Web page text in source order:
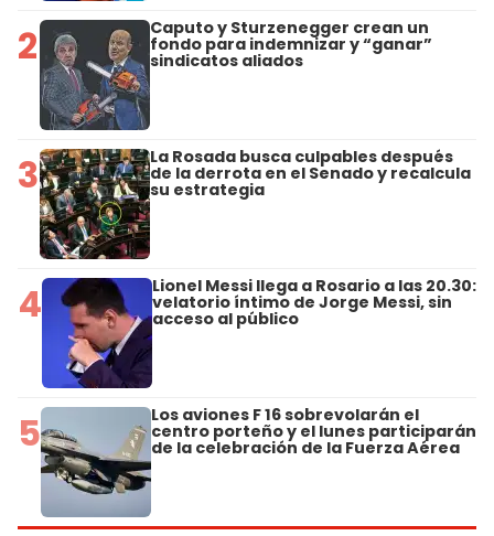
2 Caputo y Sturzenegger crean un
fondo para indemnizar y “ganar”
sindicatos aliados
3 La Rosada busca culpables después
de la derrota en el Senado y recalcula
su estrategia
4 Lionel Messi llega a Rosario a las 20.30:
velatorio íntimo de Jorge Messi, sin
acceso al público
5 Los aviones F 16 sobrevolarán el
centro porteño y el lunes participarán
de la celebración de la Fuerza Aérea